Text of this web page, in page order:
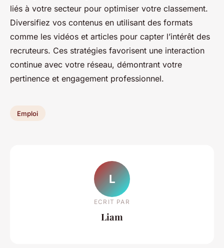
liés à votre secteur pour optimiser votre classement.
Diversifiez vos contenus en utilisant des formats
comme les vidéos et articles pour capter l’intérêt des
recruteurs. Ces stratégies favorisent une interaction
continue avec votre réseau, démontrant votre
pertinence et engagement professionnel.
Emploi
L
ECRIT PAR
Liam